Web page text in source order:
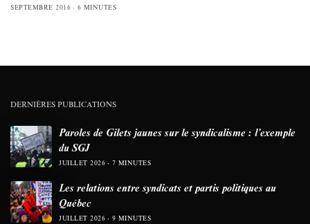
SEPTEMBRE 2016 6 MINUTES
DERNIÈRES PUBLICATIONS
Paroles de Gilets jaunes sur le syndicalisme : l’exemple
du SGJ
JUILLET 2026 7 MINUTES
Les relations entre syndicats et partis politiques au
Québec
JUILLET 2026 9 MINUTES